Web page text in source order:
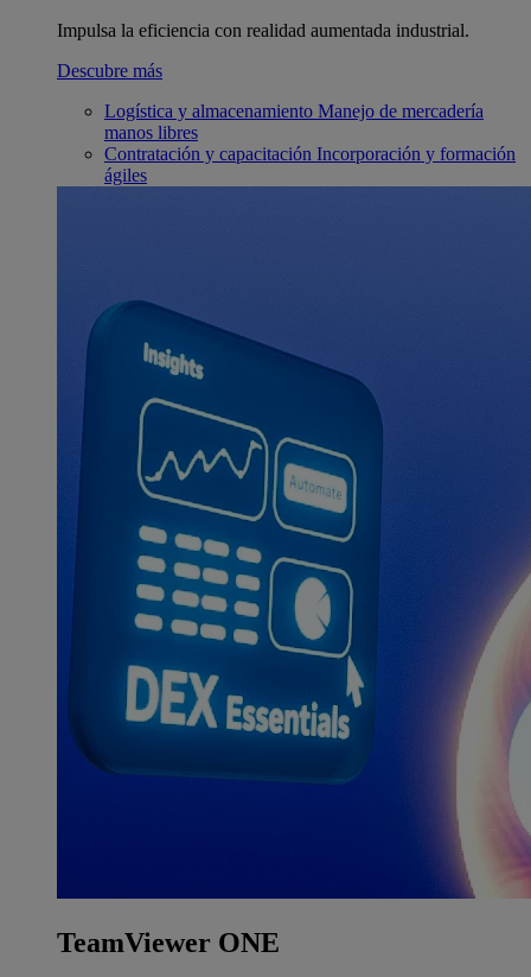
Impulsa la eficiencia con realidad aumentada industrial.
Descubre más
Logística y almacenamiento Manejo de mercadería
manos libres
Contratación y capacitación Incorporación y formación
ágiles
TeamViewer ONE